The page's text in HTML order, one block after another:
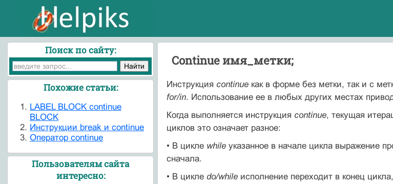
Continue имя_метки;
Инструкция continueкак в форме без метки, так и с
for/in. Использование ее в любых других местах
Когда выполняется инструкция continue, текущая
циклов это означает разное:
• В цикле whileуказанное в начале цикла выражение
сначала.
• В цикле do/whileисполнение переходит в конец
Поиск по сайту:
Похожие статьи:
LABEL BLOCK continue
BLOCK
Инструкции break и continue
Оператор continue
Пользователям сайта
интересно: